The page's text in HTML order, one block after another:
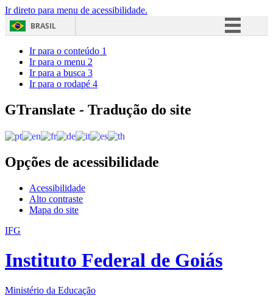
Ir direto para menu de acessibilidade.
BRASIL
Acesso à informação
Ir para o conteúdo 1
Ir para o menu 2
Ir para a busca 3
Ir para o rodapé 4
GTranslate - Tradução do site
Opções de acessibilidade
Acessibilidade
Alto contraste
Mapa do site
IFG
Instituto Federal de Goiás
Ministério da Educação